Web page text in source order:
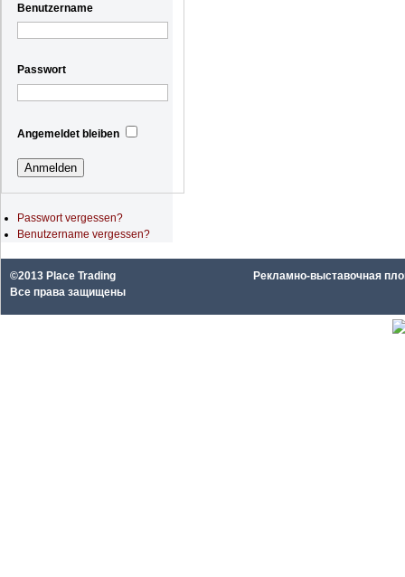
Benutzername
Passwort
Angemeldet bleiben
Passwort vergessen?
Benutzername vergessen?
©2013 Place Trading
Все права защищены
Рекламно-выставочная